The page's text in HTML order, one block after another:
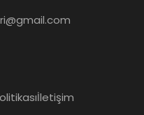
İletişim